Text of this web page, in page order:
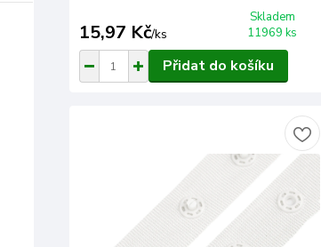
15,97 Kč/ks
Skladem
11969 ks
Přidat do košíku